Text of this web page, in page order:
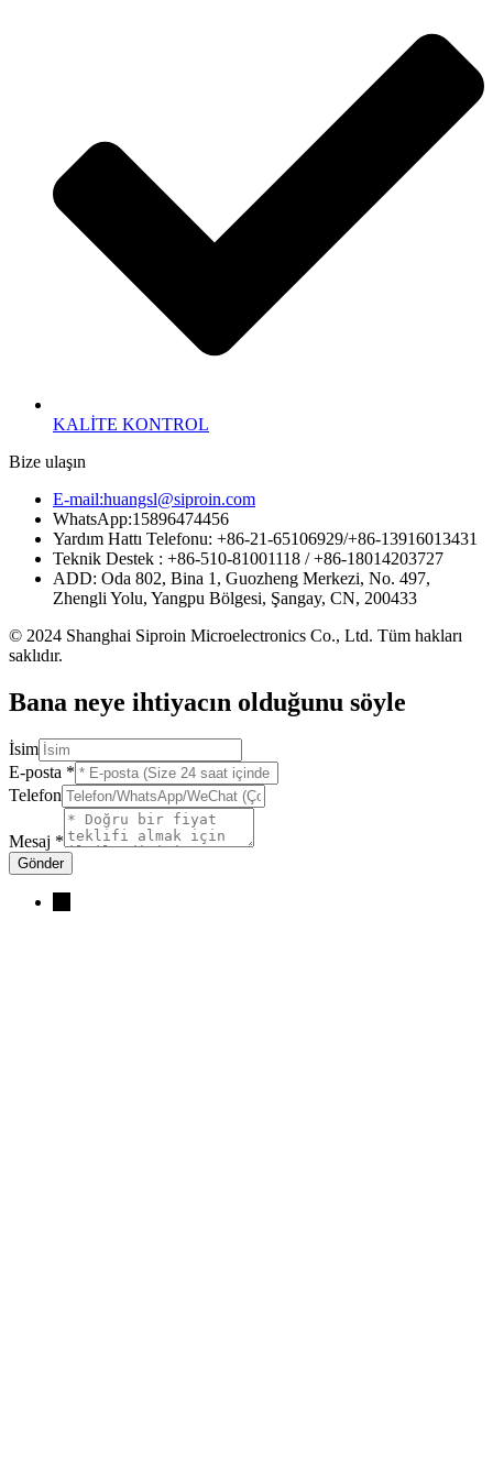
KALİTE KONTROL
Bize ulaşın
E-mail:huangsl@siproin.com
WhatsApp:15896474456
Yardım Hattı Telefonu: +86-21-65106929/+86-13916013431
Teknik Destek : +86-510-81001118 / +86-18014203727
ADD: Oda 802, Bina 1, Guozheng Merkezi, No. 497,
Zhengli Yolu, Yangpu Bölgesi, Şangay, CN, 200433
© 2024 Shanghai Siproin Microelectronics Co., Ltd. Tüm hakları
saklıdır.
Bana neye ihtiyacın olduğunu söyle
İsim
E-posta *
Telefon
Mesaj *
Gönder